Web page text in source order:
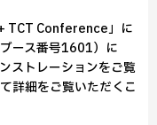
TCT Conference」に
ース番号1601）に
ストレーションをご覧
詳細をご覧いただくこ